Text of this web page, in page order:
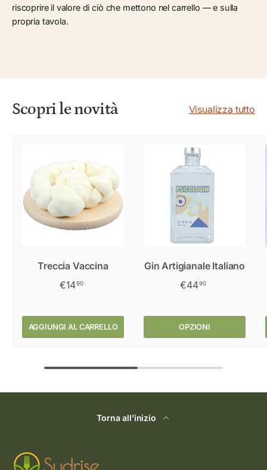
riscoprire il valore di ciò che mettono nel carrello — e sulla
propria tavola.
Scopri le novità Visualizza tutto
Treccia Vaccina
€1490
AGGIUNGI AL CARRELLO
Gin Artigianale Italiano
€4490
OPZIONI
Torna all’inizio